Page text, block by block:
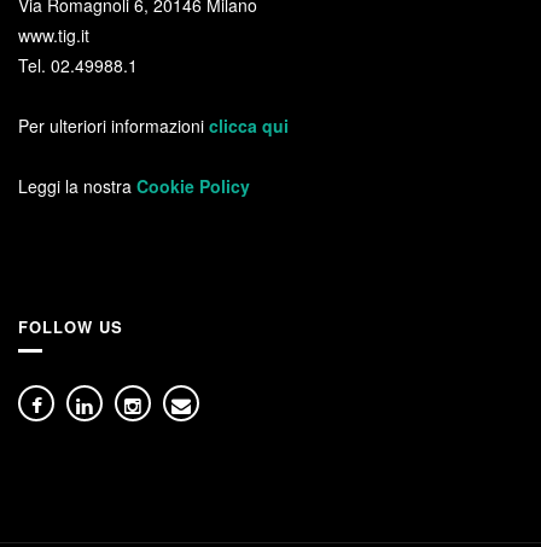
Via Romagnoli 6, 20146 Milano
www.tig.it
Tel. 02.49988.1
Per ulteriori informazioni clicca qui
Leggi la nostra Cookie Policy
FOLLOW US